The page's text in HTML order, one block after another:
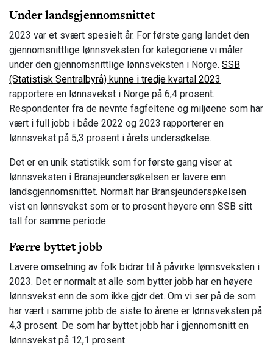
Under landsgjennomsnittet
2023 var et svært spesielt år. For første gang landet den
gjennomsnittlige lønnsveksten for kategoriene vi måler
under den gjennomsnittlige lønnsveksten i Norge. SSB
(Statistisk Sentralbyrå) kunne i tredje kvartal 2023
rapportere en lønnsvekst i Norge på 6,4 prosent.
Respondenter fra de nevnte fagfeltene og miljøene som har
vært i full jobb i både 2022 og 2023 rapporterer en
lønnsvekst på 5,3 prosent i årets undersøkelse.
Det er en unik statistikk som for første gang viser at
lønnsveksten i Bransjeundersøkelsen er lavere enn
landsgjennomsnittet. Normalt har Bransjeundersøkelsen
vist en lønnsvekst som er to prosent høyere enn SSB sitt
tall for samme periode.
Færre byttet jobb
Lavere omsetning av folk bidrar til å påvirke lønnsveksten i
2023. Det er normalt at alle som bytter jobb har en høyere
lønnsvekst enn de som ikke gjør det. Om vi ser på de som
har vært i samme jobb de siste to årene er lønnsveksten på
4,3 prosent. De som har byttet jobb har i gjennomsnitt en
lønnsvekst på 12,1 prosent.